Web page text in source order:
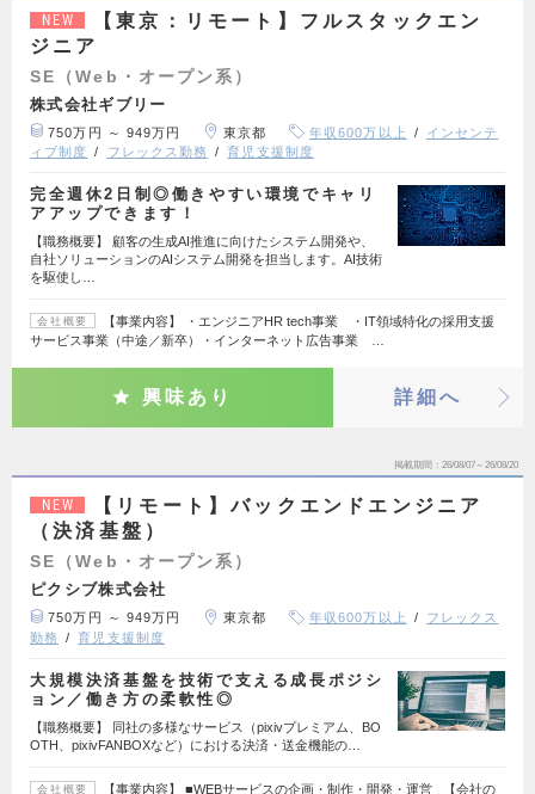
NEW
【東京：リモート】フルスタックエン
ジニア
SE（Web・オープン系）
株式会社ギブリー
750万円 ～ 949万円 東京都 年収600万以上
インセンテ
ィブ制度
フレックス勤務 育児支援制度
完全週休2日制◎働きやすい環境でキャリ
アアップできます！
【職務概要】 顧客の生成AI推進に向けたシステム開発や、
自社ソリューションのAIシステム開発を担当します。AI技術
を駆使し…
会社概要
【事業内容】 ・エンジニアHR tech事業 ・IT領域特化の採用支援
サービス事業（中途／新卒）・インターネット広告事業 …
興味あり 詳細へ
掲載期間 26/08/07～26/08/20
NEW
【リモート】バックエンドエンジニア
（決済基盤）
SE（Web・オープン系）
ピクシブ株式会社
750万円 ～ 949万円 東京都 年収600万以上
フレックス
勤務
育児支援制度
大規模決済基盤を技術で支える成長ポジシ
ョン／働き方の柔軟性◎
【職務概要】 同社の多様なサービス（pixivプレミアム、BO
OTH、pixivFANBOXなど）における決済・送金機能の…
会社概要 【事業内容】 ■WEBサービスの企画・制作・開発・運営 【会社の